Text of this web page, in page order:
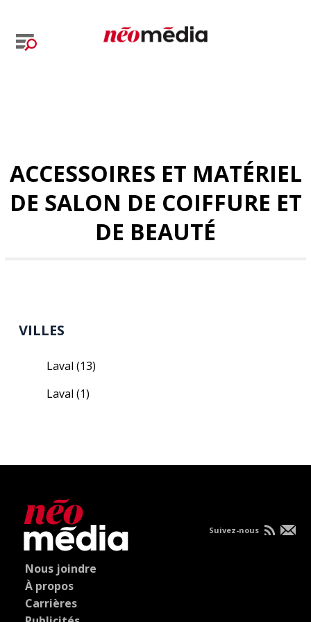
ACCESSOIRES ET MATÉRIEL
DE SALON DE COIFFURE ET
DE BEAUTÉ
VILLES
Laval(13)
Laval(1)
Nous joindre
À propos
Carrières
Suivez-nous